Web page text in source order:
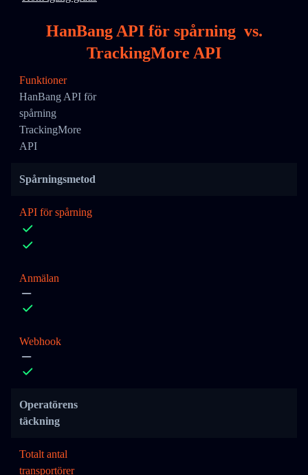
HanBang API för spårning vs.
TrackingMore API
Funktioner
HanBang API för
spårning
TrackingMore
API
Spårningsmetod
API för spårning
Anmälan
Webhook
Operatörens
täckning
Totalt antal
transportörer